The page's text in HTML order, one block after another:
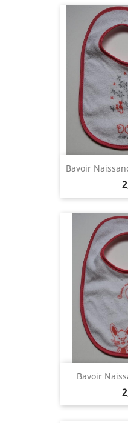
Bavoir
Bavoir